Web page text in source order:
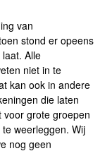
van
stond er opeens
Alle
niet in te
kan ook in andere
die laten
voor grote groepen
weerleggen. Wij
nog geen